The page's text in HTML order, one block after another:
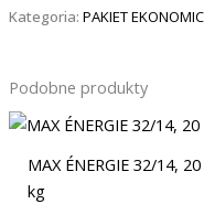
Kategoria: PAKIET
Podobne produkty
MAX ÉNERGIE 32/14, 20
kg